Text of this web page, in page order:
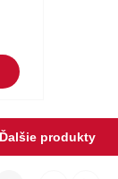
Ďalšie produkty